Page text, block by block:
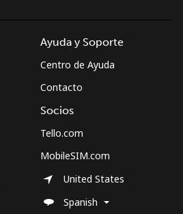
Ayuda y Soporte
Centro de Ayuda
Contacto
Socios
Tello.com
MobileSIM.com
United States
Spanish